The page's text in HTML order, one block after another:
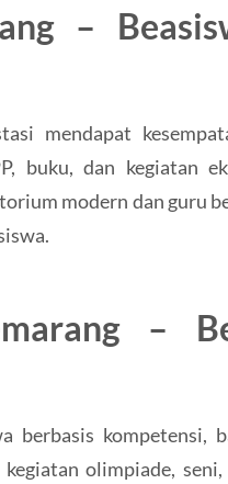
–
mendapat
buku, dan kegiatan
modern dan guru
–
berbasis kompetensi,
olimpiade, seni,